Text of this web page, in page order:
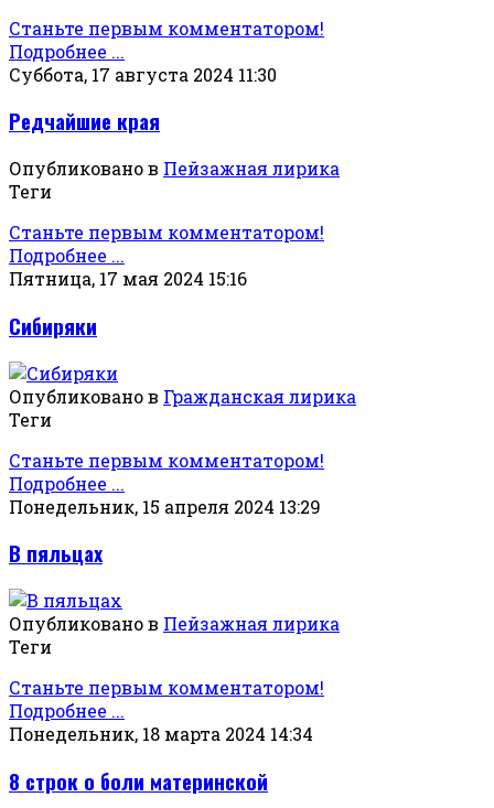
Станьте первым комментатором!
Подробнее ...
Суббота, 17 августа 2024 11:30
Редчайшие края
Опубликовано в Пейзажная лирика
Теги
Станьте первым комментатором!
Подробнее ...
Пятница, 17 мая 2024 15:16
Сибиряки
Опубликовано в Гражданская лирика
Теги
Станьте первым комментатором!
Подробнее ...
Понедельник, 15 апреля 2024 13:29
В пяльцах
Опубликовано в Пейзажная лирика
Теги
Станьте первым комментатором!
Подробнее ...
Понедельник, 18 марта 2024 14:34
8 строк о боли материнской